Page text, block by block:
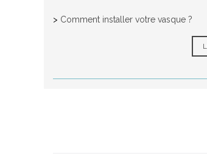
> Comment installer votre vasque ?